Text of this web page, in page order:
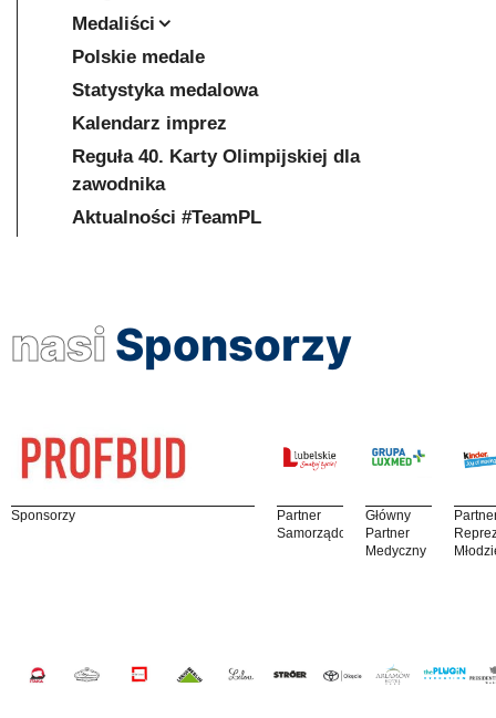
Medaliści
Polskie medale
Statystyka medalowa
Kalendarz imprez
Reguła 40. Karty Olimpijskiej dla
zawodnika
Aktualności #TeamPL
nasi Sponsorzy
Sponsorzy
Partner
Samorządowy
Główny
Partner
Medyczny